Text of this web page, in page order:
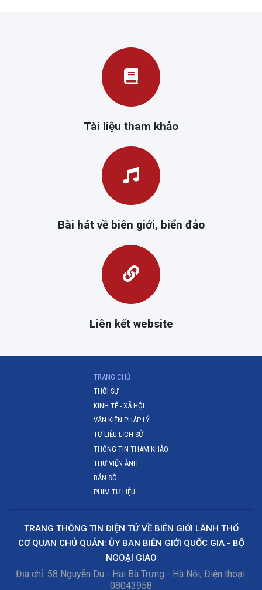
Tài liệu tham khảo
Bài hát về biên giới, biển đảo
Liên kết website
TRANG CHỦ(CURRENT)
THỜI SỰ
KINH TẾ - XÃ HỘI
VĂN KIỆN PHÁP LÝ
TƯ LIỆU LỊCH SỬ
THÔNG TIN THAM KHẢO
THƯ VIỆN ẢNH
BẢN ĐỒ
PHIM TƯ LIỆU
TRANG THÔNG TIN ĐIỆN TỬ VỀ BIÊN GIỚI LÃNH THỔ
CƠ QUAN CHỦ QUẢN: ỦY BAN BIÊN GIỚI QUỐC GIA - BỘ
NGOẠI GIAO
Địa chỉ: 58 Nguyễn Du - Hai Bà Trưng - Hà Nội; Điện thoại:
08043958